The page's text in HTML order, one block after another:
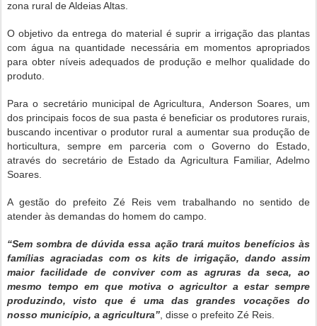
zona rural de Aldeias Altas.
O objetivo da entrega do material é suprir a irrigação das plantas
com água na quantidade necessária em momentos apropriados
para obter níveis adequados de produção e melhor qualidade do
produto.
Para o secretário municipal de Agricultura, Anderson Soares, um
dos principais focos de sua pasta é beneficiar os produtores rurais,
buscando incentivar o produtor rural a aumentar sua produção de
horticultura, sempre em parceria com o Governo do Estado,
através do secretário de Estado da Agricultura Familiar, Adelmo
Soares.
A gestão do prefeito Zé Reis vem trabalhando no sentido de
atender às demandas do homem do campo.
“Sem sombra de dúvida essa ação trará muitos benefícios às
famílias agraciadas com os kits de irrigação, dando assim
maior facilidade de conviver com as agruras da seca, ao
mesmo tempo em que motiva o agricultor a estar sempre
produzindo, visto que é uma das grandes vocações do
nosso município, a agricultura” , disse o prefeito Zé Reis.